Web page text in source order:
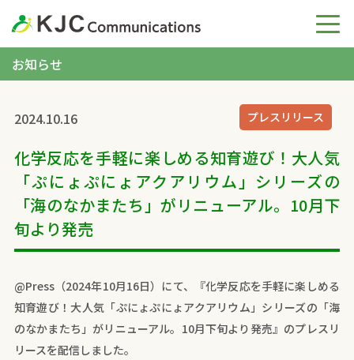
お知らせ
2024.10.16 プレスリリース
化学反応を手軽に楽しめる知育遊び！大人気
「ぷにょぷにょアクアリウム」シリーズの
「海のなかまたち」がリニューアル。10月下
旬より発売
@Press（2024年10月16日）にて、『化学反応を手軽に楽しめる
知育遊び！大人気「ぷにょぷにょアクアリウム」シリーズの「海
のなかまたち」がリニューアル。10月下旬より発売』のプレスリ
リースを配信しました。